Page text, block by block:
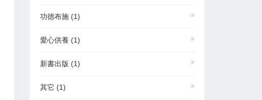
功德布施 (1)
愛心供養 (1)
新書出版 (1)
其它 (1)